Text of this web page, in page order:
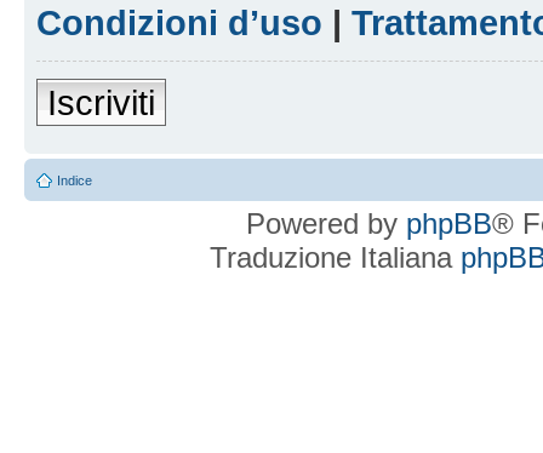
Condizioni d’uso |
Iscriviti
Indice
Powered by phpBB®
Traduzione Italiana